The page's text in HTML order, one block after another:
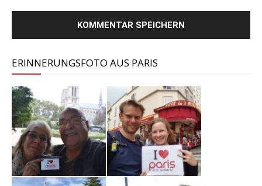
ERINNERUNGSFOTO AUS PARIS